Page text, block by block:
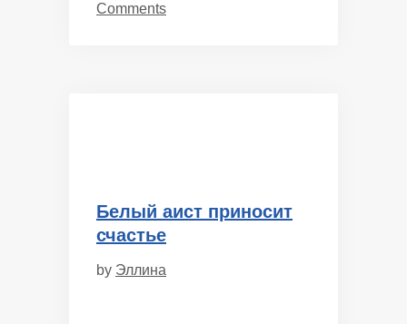
Comments
Белый аист приносит
счастье
by Эллина